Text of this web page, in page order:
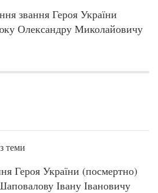
звання Героя України
Олександру Миколайовичу
теми
Героя України (посмертно)
Івану Івановичу